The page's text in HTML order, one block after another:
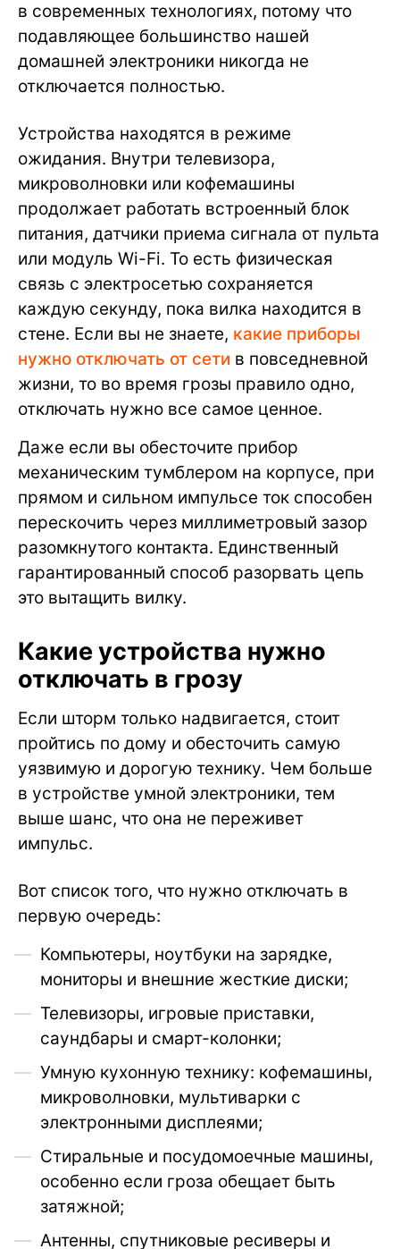
в современных технологиях, потому что
подавляющее большинство нашей
домашней электроники никогда не
отключается полностью.
Устройства находятся в режиме
ожидания. Внутри телевизора,
микроволновки или кофемашины
продолжает работать встроенный блок
питания, датчики приема сигнала от пульта
или модуль Wi-Fi. То есть физическая
связь с электросетью сохраняется
каждую секунду, пока вилка находится в
стене. Если вы не знаете, какие приборы
нужно отключать от сети в повседневной
жизни, то во время грозы правило одно,
отключать нужно все самое ценное.
Даже если вы обесточите прибор
механическим тумблером на корпусе, при
прямом и сильном импульсе ток способен
перескочить через миллиметровый зазор
разомкнутого контакта. Единственный
гарантированный способ разорвать цепь
это вытащить вилку.
Какие устройства нужно
отключать в грозу
Если шторм только надвигается, стоит
пройтись по дому и обесточить самую
уязвимую и дорогую технику. Чем больше
в устройстве умной электроники, тем
выше шанс, что она не переживет
импульс.
Вот список того, что нужно отключать в
первую очередь:
Компьютеры, ноутбуки на зарядке,
мониторы и внешние жесткие диски;
Телевизоры, игровые приставки,
саундбары и смарт-колонки;
Умную кухонную технику: кофемашины,
микроволновки, мультиварки с
электронными дисплеями;
Стиральные и посудомоечные машины,
особенно если гроза обещает быть
затяжной;
Антенны, спутниковые ресиверы и